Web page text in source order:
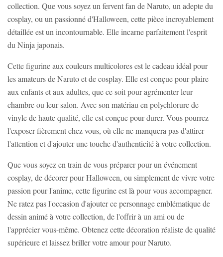
collection. Que vous soyez un fervent fan de Naruto, un adepte du
cosplay, ou un passionné d'Halloween, cette pièce incroyablement
détaillée est un incontournable. Elle incarne parfaitement l'esprit
du Ninja japonais.
Cette figurine aux couleurs multicolores est le cadeau idéal pour
les amateurs de Naruto et de cosplay. Elle est conçue pour plaire
aux enfants et aux adultes, que ce soit pour agrémenter leur
chambre ou leur salon. Avec son matériau en polychlorure de
vinyle de haute qualité, elle est conçue pour durer. Vous pourrez
l'exposer fièrement chez vous, où elle ne manquera pas d'attirer
l'attention et d'ajouter une touche d'authenticité à votre collection.
Que vous soyez en train de vous préparer pour un événement
cosplay, de décorer pour Halloween, ou simplement de vivre votre
passion pour l'anime, cette figurine est là pour vous accompagner.
Ne ratez pas l'occasion d'ajouter ce personnage emblématique de
dessin animé à votre collection, de l'offrir à un ami ou de
l'apprécier vous-même. Obtenez cette décoration réaliste de qualité
supérieure et laissez briller votre amour pour Naruto.